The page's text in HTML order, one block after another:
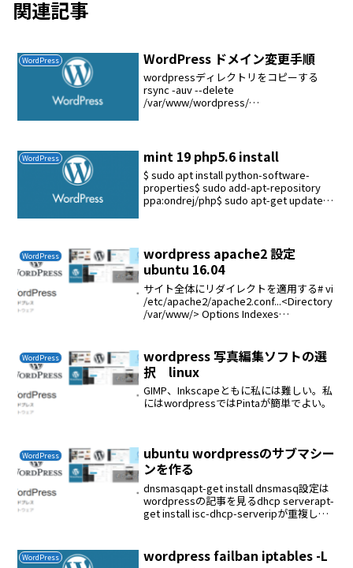
関連記事
WordPress WordPress ドメイン変更手順
wordpressディレクトリをコピーする
rsync -auv --delete
/var/www/wordpress/
WordPress mint 19 php5.6 install
$ sudo apt install python-software-
properties$ sudo add-apt-repository
ppa:ondrej/php$ sudo apt-get update$
WordPress
wordpress apache2 設定
ubuntu 16.04
サイト全体にリダイレクトを適用する# vi
/etc/apache2/apache2.conf...<Directory
/var/www/> Options Indexes
WordPress
wordpress 写真編集ソフトの選
択 linux
GIMP、Inkscapeともに私には難しい。私
にはwordpressではPintaが簡単でよい。
WordPress
ubuntu wordpressのサブマシー
ンを作る
dnsmasqapt-get install dnsmasq設定は
wordpressの記事を見るdhcp serverapt-
get install isc-dhcp-serveripが重複しな
WordPress wordpress failban iptables -L